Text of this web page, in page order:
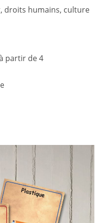
droits humains, culture
partir de 4